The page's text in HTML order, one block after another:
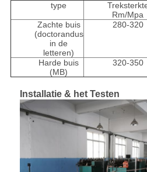
type
Rm/Mpa
Zachte buis
(doctorandus
in de
letteren)
280-320
Harde buis
(MB)
320-350
Installatie & het Testen